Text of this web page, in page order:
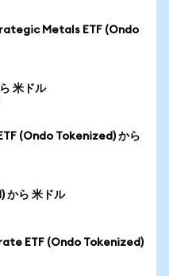
Metals ETF (Ondo
米ドル
(Ondo Tokenized) から
から 米ドル
ETF (Ondo Tokenized)